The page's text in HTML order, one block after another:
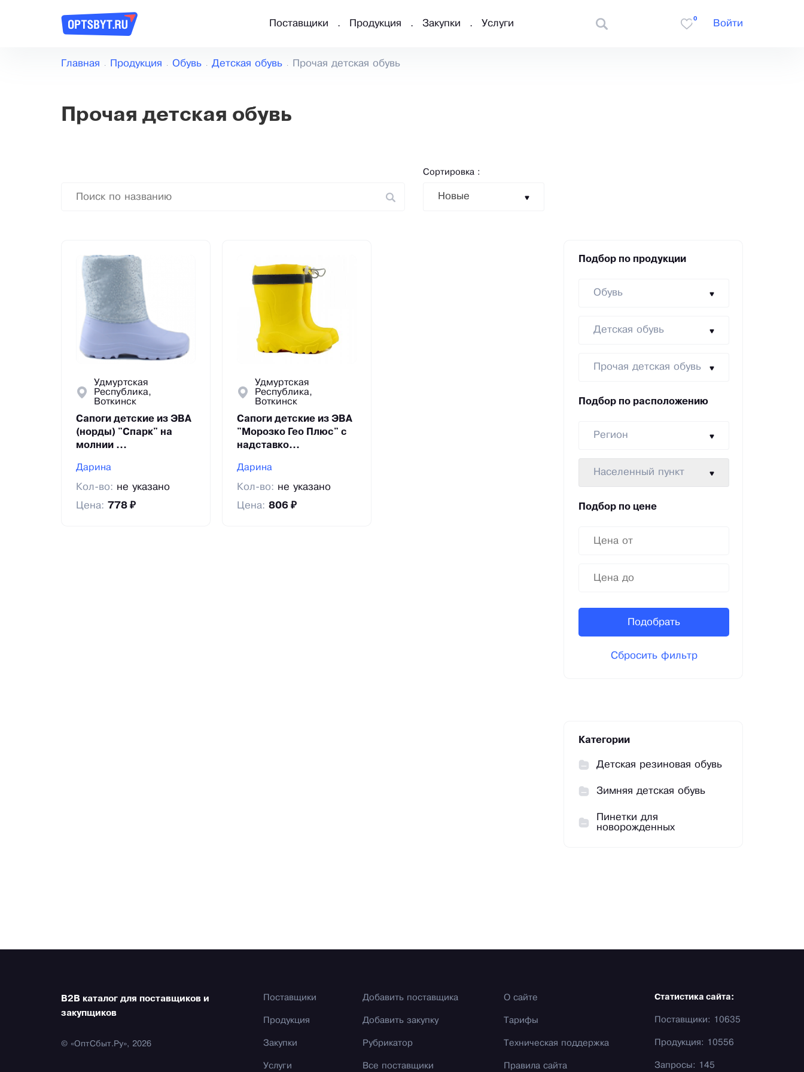
Поставщики Продукция Закупки Услуги
0
Войти
Главная Продукция Обувь Детская обувь Прочая детская обувь
Прочая детская обувь
Сортировка :
Новые
Удмуртская
Республика,
Воткинск
Сапоги детские из ЭВА
(норды) "Спарк" на
молнии ...
Дарина
Кол-во: не указано
Цена: 778 ₽
Удмуртская
Республика,
Воткинск
Сапоги детские из ЭВА
"Морозко Гео Плюс" с
надставко...
Дарина
Кол-во: не указано
Цена: 806 ₽
Подбор по продукции
Обувь
Детская обувь
Прочая детская обувь
Подбор по расположению
Регион
Населенный пункт
Подбор по цене
Подобрать
Сбросить фильтр
Категории
Детская резиновая обувь
Зимняя детская обувь
Пинетки для
новорожденных
B2B каталог для поставщиков и
закупщиков
© «ОптСбыт.Ру», 2026
Поставщики
Продукция
Закупки
Услуги
Добавить поставщика
Добавить закупку
Рубрикатор
Все поставщики
О сайте
Тарифы
Техническая поддержка
Правила сайта
Статистика сайта:
Поставщики: 10635
Продукция: 10556
Запросы: 145